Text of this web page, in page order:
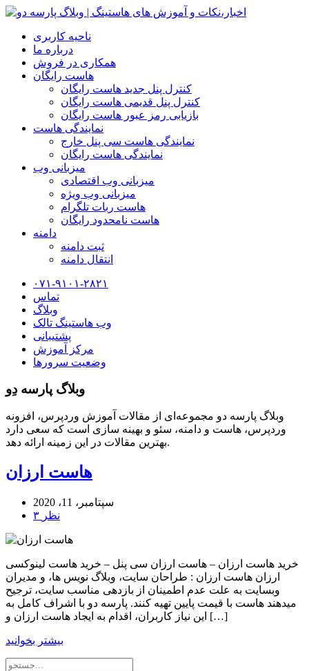
ناحیه کاربری
درباره ما
همکاری در فروش
هاست رایگان
کنترل پنل جدید هاست رایگان
کنترل پنل قدیمی هاست رایگان
بازیابی رمز عبور هاست رایگان
نمایندگی هاست
نمایندگی هاست سی پنل خارج
نمایندگی هاست رایگان
میزبانی وب
میزبانی وب اقتصادی
میزبانی وب ویژه
هاست ربات تلگرام
هاست نامحدود رایگان
دامنه
ثبت دامنه
انتقال دامنه
۰۷۱-۹۱۰۱-۲۸۲۱
تماس
وبلاگ
وب هاستینگ تالک
پشتیبانی
مرکز آموزش
وضعیت سرورها
وبلاگ پارسه دِو
وبلاگ پارسه دو مجموعه‌ای از مقالات آموزش وردپرس، افزونه
وردپرس، هاست و دامنه، سئو و بهینه سازی است که سعی دارد
بهترین مقالات در این زمینه ارائه دهد.
هاست ارزان
سپتامبر، 11، 2020
۳ نظر
خرید هاست ارزان – هاست ارزان سی پنل – خرید هاست لینوکسی
ارزان هاست ارزان : طراحان سایت، وبلاگ نویس ها، و مدیران
وبسایت به علت عدم اطمینان از بازدهی مناسب سایت، ترجیح
میدهند هاست با قیمت پایین تهیه کنند. پارسه دو با اشراف کامل به
این نیاز کاربران، اقدام به ایجاد هاست ارزان و […]
بیشتر بخوانید